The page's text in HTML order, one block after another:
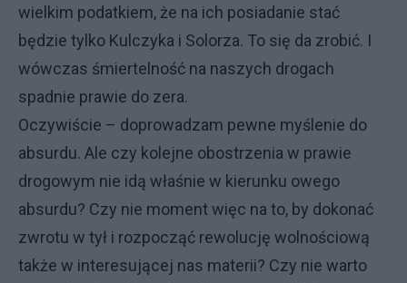
wielkim podatkiem, że na ich posiadanie stać
będzie tylko Kulczyka i Solorza. To się da zrobić. I
wówczas śmiertelność na naszych drogach
spadnie prawie do zera.
Oczywiście – doprowadzam pewne myślenie do
absurdu. Ale czy kolejne obostrzenia w prawie
drogowym nie idą właśnie w kierunku owego
absurdu? Czy nie moment więc na to, by dokonać
zwrotu w tył i rozpocząć rewolucję wolnościową
także w interesującej nas materii? Czy nie warto